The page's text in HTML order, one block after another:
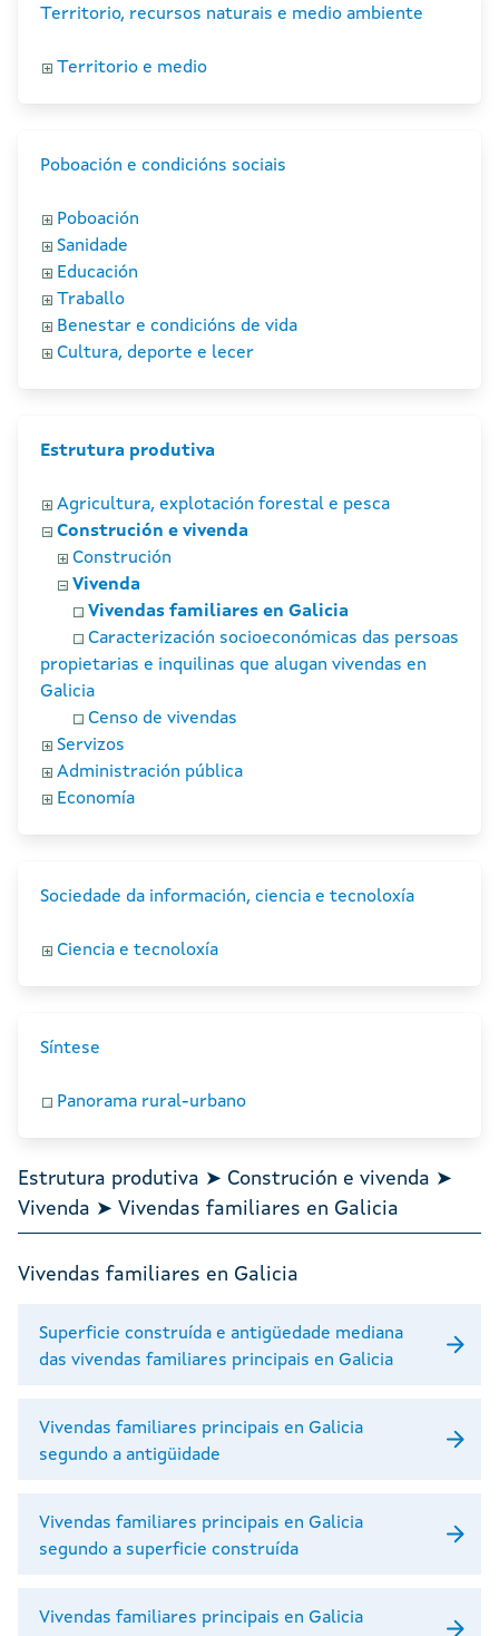
Territorio, recursos naturais e medio ambiente
Territorio e medio
Poboación e condicións sociais
Poboación
Sanidade
Educación
Traballo
Benestar e condicións de vida
Cultura, deporte e lecer
Estrutura produtiva
Agricultura, explotación forestal e pesca
Construción e vivenda
Construción
Vivenda
Vivendas familiares en Galicia
Caracterización socioeconómicas das persoas
propietarias e inquilinas que alugan vivendas en
Galicia
Censo de vivendas
Servizos
Administración pública
Economía
Sociedade da información, ciencia e tecnoloxía
Ciencia e tecnoloxía
Síntese
Panorama rural-urbano
Estrutura produtiva ➤ Construción e vivenda ➤
Vivenda ➤ Vivendas familiares en Galicia
Vivendas familiares en Galicia
Superficie construída e antigüedade mediana
das vivendas familiares principais en Galicia
Vivendas familiares principais en Galicia
segundo a antigüidade
Vivendas familiares principais en Galicia
segundo a superficie construída
Vivendas familiares principais en Galicia